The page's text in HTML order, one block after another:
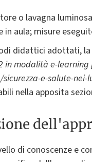
o lavagna
aula; misure
didattici adottati,
in modalità e-
e-salute-
nella apposita
di conoscenze e